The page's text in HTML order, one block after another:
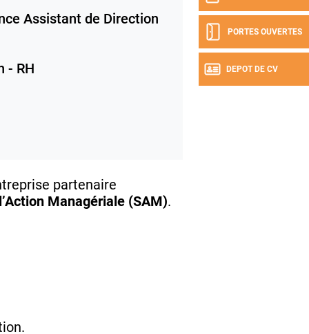
PORTES OUVERTES
DEPOT DE CV
Assistant de Direction
- RH
partenaire
Managériale (SAM).